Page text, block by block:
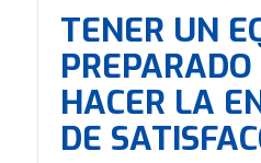
TENER UN
HACER LA
DE